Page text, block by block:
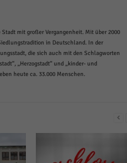
mit großer Vergangenheit. Mit über 2000
in Deutschland. In der
die sich auch mit den Schlagworten
„Herzogstadt“ und „kinder- und
heute ca. 33.000 Menschen.